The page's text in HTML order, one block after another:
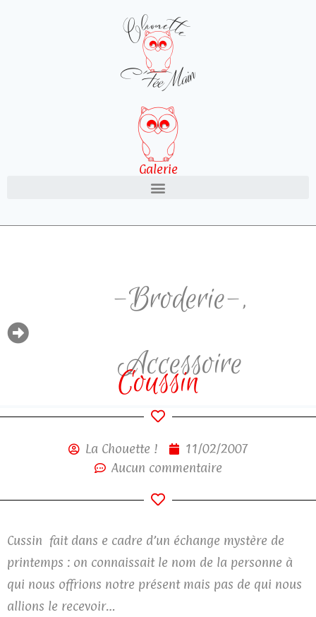
Galerie
-Broderie-,
Accessoire
Coussin
La Chouette !
11/02/2007
Aucun commentaire
Cussin fait dans e cadre d’un échange mystère de
printemps : on connaissait le nom de la personne à
qui nous offrions notre présent mais pas de qui nous
allions le recevoir…